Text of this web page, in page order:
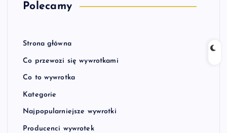
Polecamy
Strona główna
Co przewozi się wywrotkami
Co to wywrotka
Kategorie
Najpopularniejsze wywrotki
Producenci wywrotek